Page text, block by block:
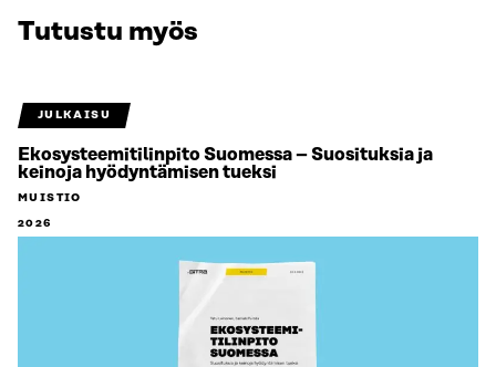
Tutustu myös
JULKAISU
Ekosysteemitilinpito Suomessa – Suosituksia ja
keinoja hyödyntämisen tueksi
MUISTIO
2026